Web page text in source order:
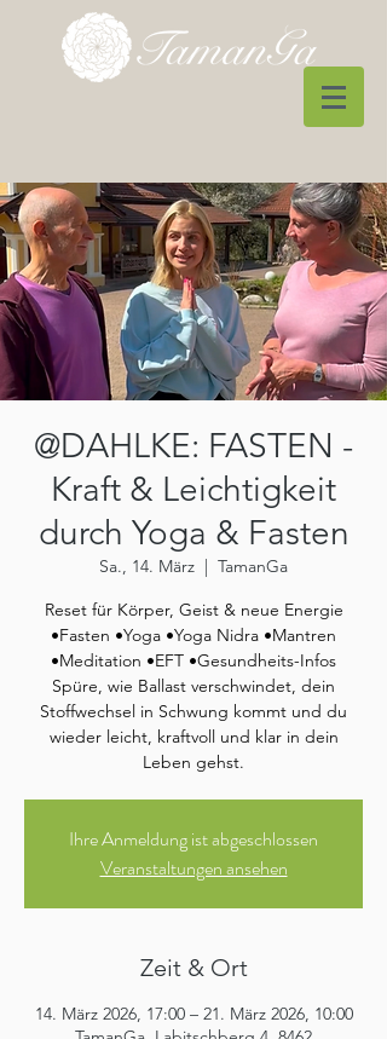
@DAHLKE: FASTEN -
Kraft & Leichtigkeit
durch Yoga & Fasten
Sa., 14. März
  |
TamanGa
Reset für Körper, Geist & neue Energie
•Fasten •Yoga •Yoga Nidra •Mantren
•Meditation •EFT •Gesundheits-Infos
Spüre, wie Ballast verschwindet, dein
Stoffwechsel in Schwung kommt und du
wieder leicht, kraftvoll und klar in dein
Leben gehst.
Ihre Anmeldung ist abgeschlossen
Veranstaltungen ansehen
Zeit & Ort
14. März 2026, 17:00 – 21. März 2026, 10:00